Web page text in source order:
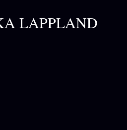
LAPPLAND